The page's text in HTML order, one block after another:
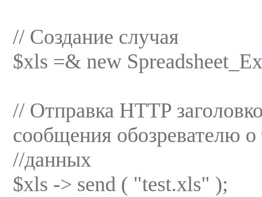
// Создание случая
$xls =& new
// Отправка HTTP
сообщения обозревателю
//данныx
$xls -> send ( "test.xls" );